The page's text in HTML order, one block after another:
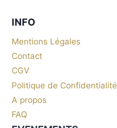
INFO
Mentions Légales
Contact
CGV
Politique de Confidentialité
A propos
FAQ